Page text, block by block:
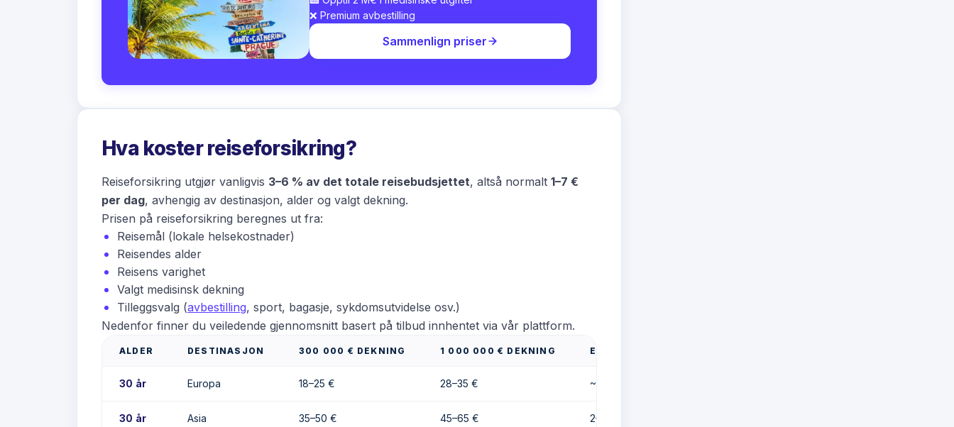
❌ Premium avbestilling
Sammenlign priser
Hva koster reiseforsikring?
Reiseforsikring utgjør vanligvis 3–6 % av det totale reisebudsjettet, altså normalt 1–7 €
per dag, avhengig av destinasjon, alder og valgt dekning.
Prisen på reiseforsikring beregnes ut fra:
Reisemål (lokale helsekostnader)
Reisendes alder
Reisens varighet
Valgt medisinsk dekning
Tilleggsvalg (avbestilling, sport, bagasje, sykdomsutvidelse osv.)
Nedenfor finner du veiledende gjennomsnitt basert på tilbud innhentet via vår plattform.
ALDER DESTINASJON 300 000 € DEKNING 1 000 000 € DEKNING ESTIMERT PRIS / DAG
30 år Europa 18–25 € 28–35 € ~1 €
30 år Asia 35–50 € 45–65 € 2–4 €